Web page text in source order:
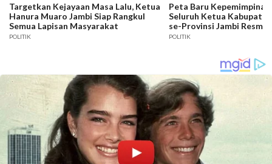
Targetkan Kejayaan Masa Lalu, Ketua
Hanura Muaro Jambi Siap Rangkul
Semua Lapisan Masyarakat
POLITIK
Peta Baru Kepemimpinan
Seluruh Ketua
se-Provinsi Jambi Resmi
POLITIK